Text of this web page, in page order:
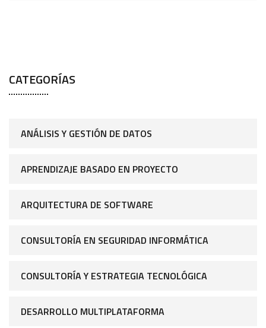
CATEGORÍAS
ANÁLISIS Y GESTIÓN DE DATOS
APRENDIZAJE BASADO EN PROYECTO
ARQUITECTURA DE SOFTWARE
CONSULTORÍA EN SEGURIDAD INFORMÁTICA
CONSULTORÍA Y ESTRATEGIA TECNOLÓGICA
DESARROLLO MULTIPLATAFORMA